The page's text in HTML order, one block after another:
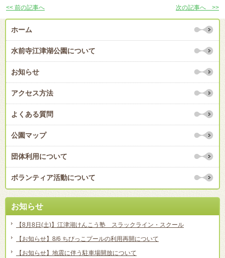
<< 前の記事へ 次の記事へ >>
ホーム
水前寺江津湖公園について
お知らせ
アクセス方法
よくある質問
公園マップ
団体利用について
ボランティア活動について
お知らせ
【8月8日(土)】江津湖けんこう塾 スラックライン・スクール
【お知らせ】8/6 ちびっこプールの利用再開について
【お知らせ】地震に伴う駐車場開放について